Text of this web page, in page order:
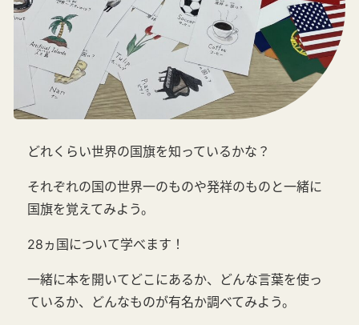
どれくらい世界の国旗を知っているかな？
それぞれの国の世界一のものや発祥のものと一緒に
国旗を覚えてみよう。
28ヵ国について学べます！
一緒に本を開いてどこにあるか、どんな言葉を使っ
ているか、どんなものが有名か調べてみよう。